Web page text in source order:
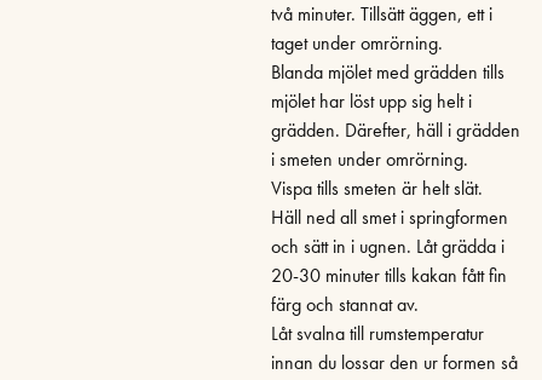
två minuter. Tillsätt äggen, ett i
taget under omrörning.
Blanda mjölet med grädden tills
mjölet har löst upp sig helt i
grädden. Därefter, häll i grädden
i smeten under omrörning.
Vispa tills smeten är helt slät.
Häll ned all smet i springformen
och sätt in i ugnen. Låt grädda i
20-30 minuter tills kakan fått fin
färg och stannat av.
Låt svalna till rumstemperatur
innan du lossar den ur formen så